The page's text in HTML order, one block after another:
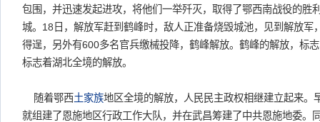
包围，并迅速发起进攻，将他们一举歼灭，取得了鄂西南战役的胜
城。18日，解放军赶到鹤峰时，敌人正准备烧毁城池，见到解放军
得逞，另外有600多名官兵缴械投降，鹤峰解放。鹤峰的解放，标
标志着湖北全境的解放。
随着鄂西土家族地区全境的解放，人民民主政权相继建立起来。
就组建了恩施地区行政工作大队，并在武昌筹建了中共恩施地委。